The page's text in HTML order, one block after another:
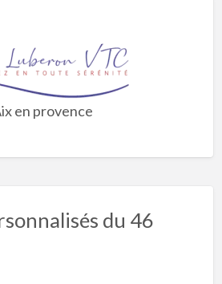
en provence
du 46